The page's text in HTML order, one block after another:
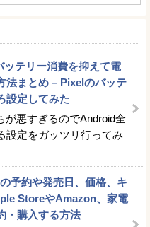
ッテリー消費を抑えて電
法まとめ – Pixelのバッテ
設定してみた
が悪すぎるのでAndroid全
設定をガッツリ行ってみ
予約や発売日、価格、キ
StoreやAmazon、家電
・購入する方法